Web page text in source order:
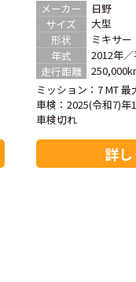
メーカー
日野
サイズ
大型
形状
ミキサー
年式
2012年
走行距離
ミッション：7 MT最
車検： 2025(令和7)年
車検切れ
詳